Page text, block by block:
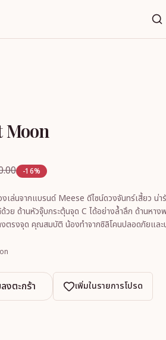
Moon
-16%
ล่นจากแบรนด์ Meese ดีไซน์ดวงจันทร์เสี้ยว น่า
วย ด้านหัวจุ๊บกระตุ้นจุด C ได้อย่างล้ำลึก ด้านหาง
สามารถกระตุ้นเข้าถึงจุด G ได้อย่างตรงจุด คุณสมบัติ น้องทำจ
งตะกร้า เพิ่มในรายการโปรด